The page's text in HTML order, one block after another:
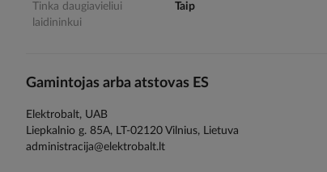
Tinka daugiavieliui
laidininkui
Taip
Gamintojas arba atstovas ES
Elektrobalt, UAB
Liepkalnio g. 85A, LT-02120 Vilnius, Lietuva
administracija@elektrobalt.lt